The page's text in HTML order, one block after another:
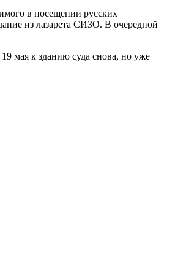
в посещении русских
из лазарета СИЗО. В очередной
мая к зданию суда снова, но уже